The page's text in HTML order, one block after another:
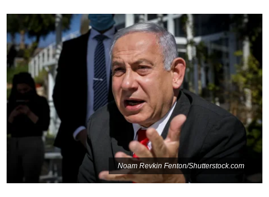
Noam Revkin Fenton/Shutterstock.com